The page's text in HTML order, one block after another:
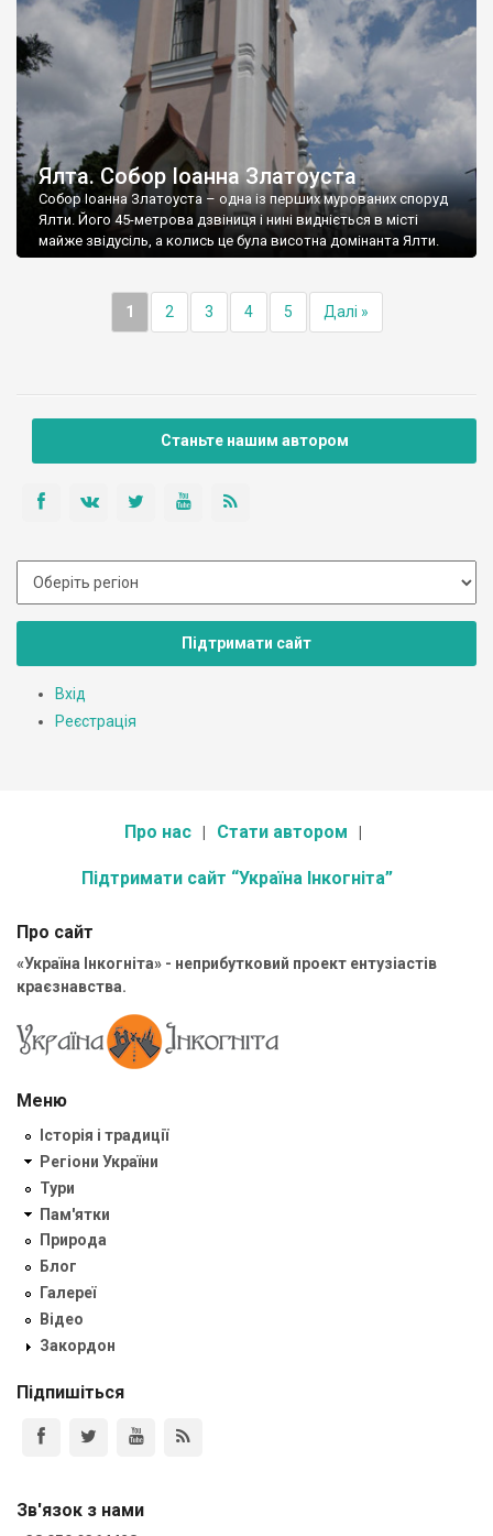
Ялта. Собор Іоанна Златоуста
Собор Іоанна Златоуста – одна із перших мурованих споруд
Ялти. Його 45-метрова дзвіниця і нині видніється в місті
майже звідусіль, а колись це була висотна домінанта Ялти.
1 2 3 4 5 Далі »
Станьте нашим автором
Підтримати сайт
Вхід
Реєстрація
Про нас Стати автором
Підтримати сайт “Україна Інкогніта”
Про сайт
«Україна Інкогніта» - неприбутковий проект ентузіастів
краєзнавства.
Меню
Історія і традиції
Регіони України
Тури
Пам'ятки
Природа
Блог
Галереї
Відео
Закордон
Підпишіться
Зв'язок з нами